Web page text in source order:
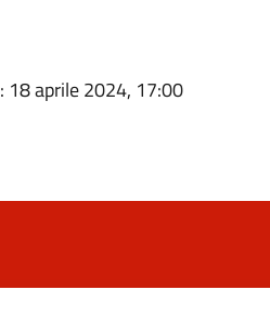
: 18 aprile 2024, 17:00